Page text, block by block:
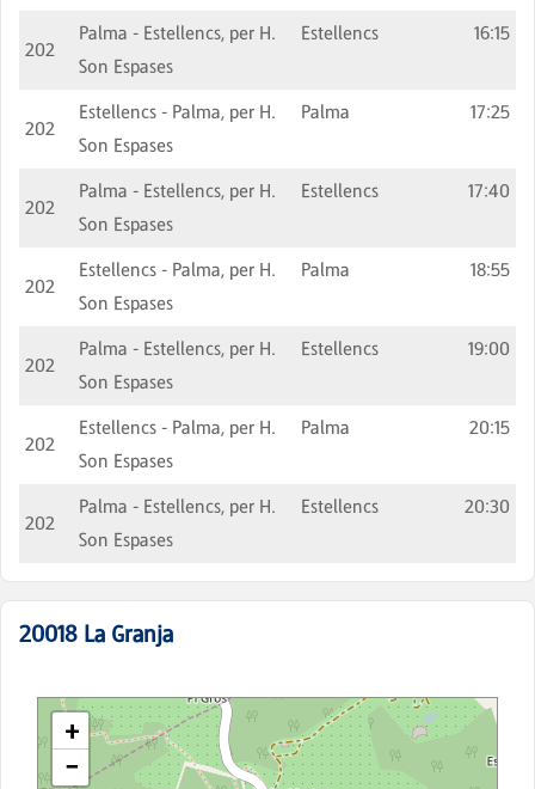
202
Palma - Estellencs, per H.
Son Espases
Estellencs 16:15
202
Estellencs - Palma, per H.
Son Espases
Palma 17:25
202
Palma - Estellencs, per H.
Son Espases
Estellencs 17:40
202
Estellencs - Palma, per H.
Son Espases
Palma 18:55
202
Palma - Estellencs, per H.
Son Espases
Estellencs 19:00
202
Estellencs - Palma, per H.
Son Espases
Palma 20:15
202
Palma - Estellencs, per H.
Son Espases
Estellencs 20:30
20018 La Granja